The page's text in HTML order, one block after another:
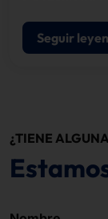
Seguir
¿TIENE